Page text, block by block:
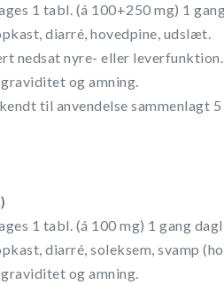
1 tabl. (á 100+250 mg) 1
diarré, hovedpine, udslæt.
nedsat nyre- eller leverfunktion.
og amning.
til anvendelse sammenlagt 5
1 tabl. (á 100 mg) 1 gang
diarré, soleksem, svamp
og amning.